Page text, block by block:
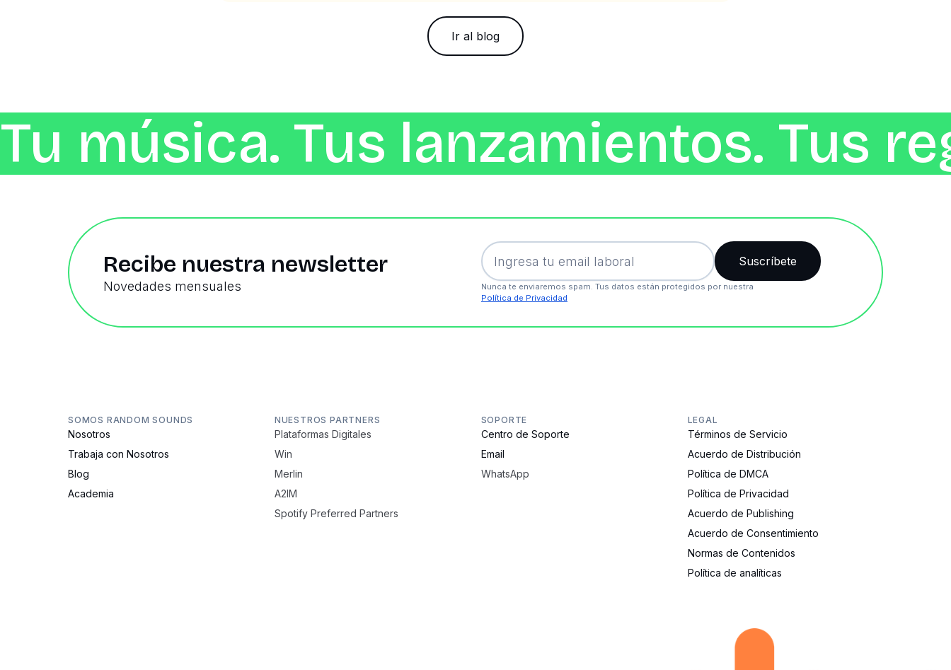
Ir al blog
Tu música. Tus lanzamientos. Tus
Recibe nuestra newsletter
Novedades mensuales
Nunca te enviaremos spam. Tus datos están protegidos por nuestra
Política de Privacidad
SOMOS RANDOM SOUNDS
Nosotros
Trabaja con Nosotros
Blog
Academia
NUESTROS PARTNERS
Plataformas Digitales
Win
Merlin
A2IM
Spotify Preferred Partners
SOPORTE
Centro de Soporte
Email
WhatsApp
LEGAL
Términos de Servicio
Acuerdo de Distribución
Política de DMCA
Política de Privacidad
Acuerdo de Publishing
Acuerdo de Consentimiento
Normas de Contenidos
Política de analíticas